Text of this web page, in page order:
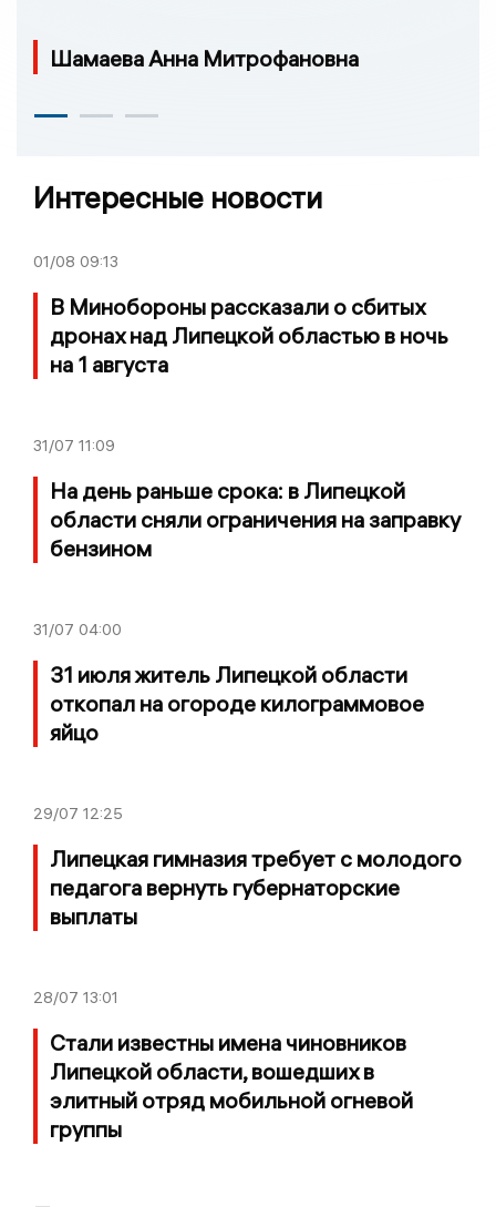
Шамаева Анна Митрофановна
Интересные новости
01/08 09:13
В Минобороны рассказали о сбитых
дронах над Липецкой областью в ночь
на 1 августа
31/07 11:09
На день раньше срока: в Липецкой
области сняли ограничения на заправку
бензином
31/07 04:00
31 июля житель Липецкой области
откопал на огороде килограммовое
яйцо
29/07 12:25
Липецкая гимназия требует с молодого
педагога вернуть губернаторские
выплаты
28/07 13:01
Стали известны имена чиновников
Липецкой области, вошедших в
элитный отряд мобильной огневой
группы